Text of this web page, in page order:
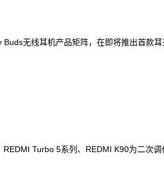
无线耳机产品矩阵，在即将推出首款
Turbo 5系列、REDMI K90为二次